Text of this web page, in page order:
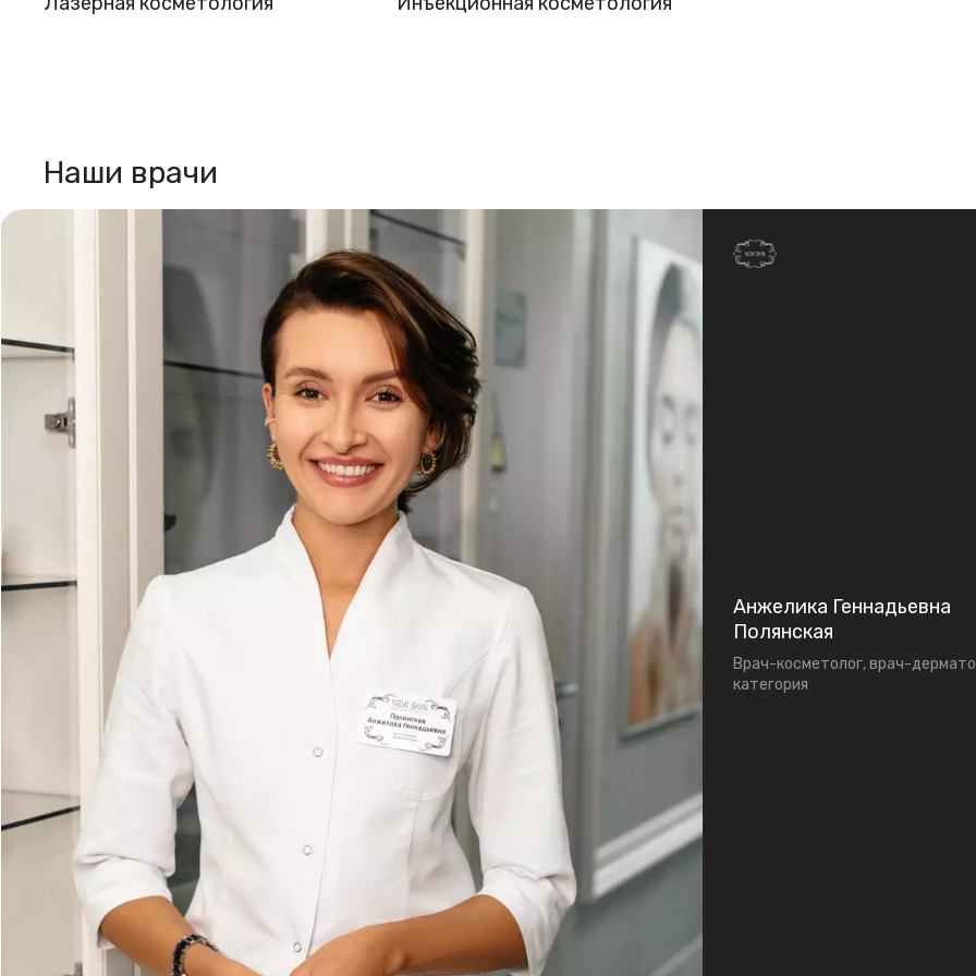
Наши врачи
Анжелика Геннадьевна
Полянская
Врач-косметолог, врач-
категория